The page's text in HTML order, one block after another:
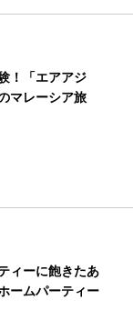
！「エアアジ
マレーシア旅
ィーに飽きたあ
ームパーティー